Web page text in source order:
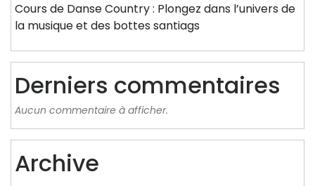
Cours de Danse Country : Plongez dans l’univers de
la musique et des bottes santiags
Derniers commentaires
Aucun commentaire à afficher.
Archive